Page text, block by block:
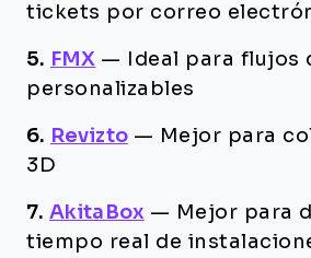
tickets por correo
5. FMX —
Ideal para flujos
personalizables
6. Revizto — Mejor para
3D
7. AkitaBox — Mejor para
tiempo real de